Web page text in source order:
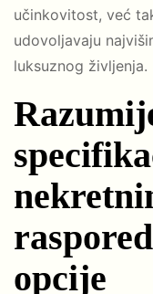
učinkovitost, već
udovoljavaju
luksuznog življenja.
opcije